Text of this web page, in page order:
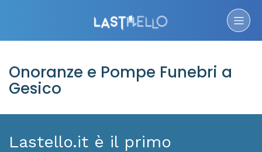
Onoranze e Pompe Funebri a
Gesico
Lastello.it è il primo